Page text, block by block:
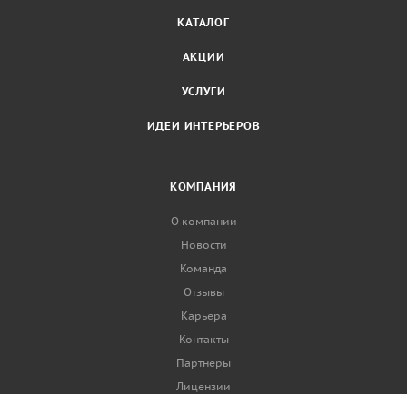
КАТАЛОГ
АКЦИИ
УСЛУГИ
ИДЕИ ИНТЕРЬЕРОВ
КОМПАНИЯ
О компании
Новости
Команда
Отзывы
Карьера
Контакты
Партнеры
Лицензии